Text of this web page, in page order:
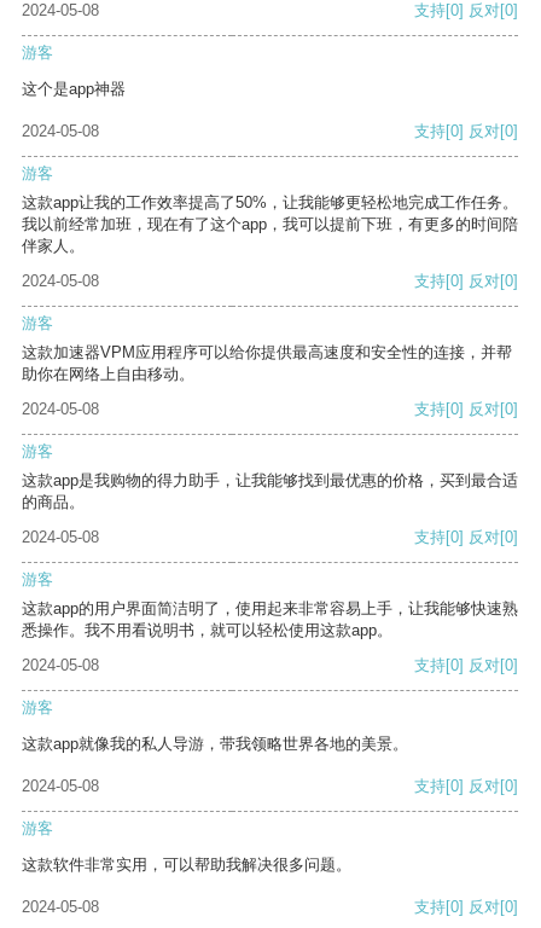
2024-05-08 支持[0] 反对[0]
游客
这个是app神器
2024-05-08 支持[0] 反对[0]
游客
这款app让我的工作效率提高了50%，让我能够更轻松地完成工作任务。
我以前经常加班，现在有了这个app，我可以提前下班，有更多的时间陪
伴家人。
2024-05-08
支持[0] 反对[0]
游客
这款加速器VPM应用程序可以给你提供最高速度和安全性的连接，并帮
助你在网络上自由移动。
2024-05-08
支持[0] 反对[0]
游客
这款app是我购物的得力助手，让我能够找到最优惠的价格，买到最合适
的商品。
2024-05-08
支持[0] 反对[0]
游客
这款app的用户界面简洁明了，使用起来非常容易上手，让我能够快速熟
悉操作。我不用看说明书，就可以轻松使用这款app。
2024-05-08
支持[0] 反对[0]
游客
这款app就像我的私人导游，带我领略世界各地的美景。
2024-05-08 支持[0] 反对[0]
游客
这款软件非常实用，可以帮助我解决很多问题。
2024-05-08 支持[0] 反对[0]